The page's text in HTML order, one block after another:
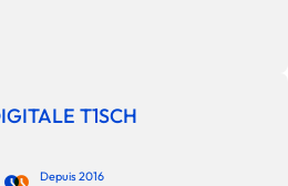
T1SCH
Depuis 2016